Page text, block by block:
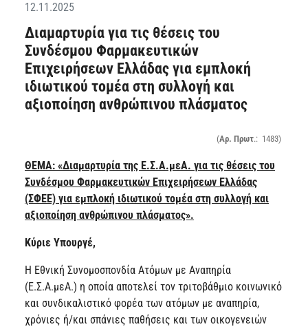
12.11.2025
Διαμαρτυρία για τις θέσεις του
Συνδέσμου Φαρμακευτικών
Επιχειρήσεων Ελλάδας για εμπλοκή
ιδιωτικού τομέα στη συλλογή και
αξιοποίηση ανθρώπινου πλάσματος
(Αρ. Πρωτ.: 1483)
ΘΕΜΑ: «Διαμαρτυρία της Ε.Σ.Α.μεΑ. για τις θέσεις του
Συνδέσμου Φαρμακευτικών Επιχειρήσεων Ελλάδας
(ΣΦΕΕ) για εμπλοκή ιδιωτικού τομέα στη συλλογή και
αξιοποίηση ανθρώπινου πλάσματος».
Κύριε Υπουργέ,
Η Εθνική Συνομοσπονδία Ατόμων με Αναπηρία
(Ε.Σ.Α.μεΑ.) η οποία αποτελεί τον τριτοβάθμιο κοινωνικό
και συνδικαλιστικό φορέα των ατόμων με αναπηρία,
χρόνιες ή/και σπάνιες παθήσεις και των οικογενειών